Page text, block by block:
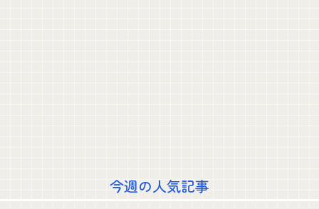
賀喜遥香ちゃん、ミニカズーで最駆けを演奏ｗ【乃木坂46】
今週の人気記事